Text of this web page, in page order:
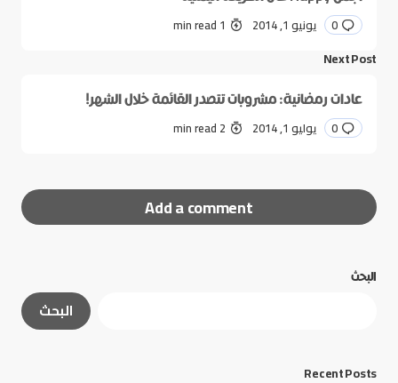
0 يونيو 1, 2014 1 min read
Next Post
عادات رمضانية: مشروبات تتصدر القائمة خلال الشهر!
0 يوليو 1, 2014 2 min read
Add a comment
الحقول الإلزامية
البحث
البحث
Recent Posts